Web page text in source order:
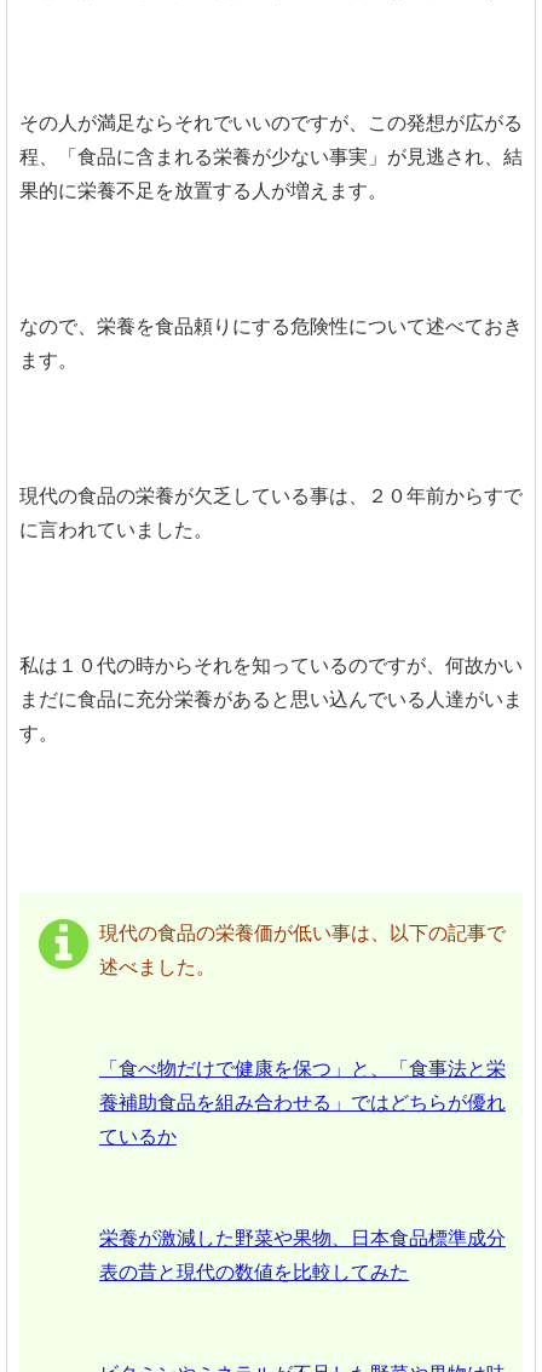
その人が満足ならそれでいいのですが、この発想が広がる
程、「食品に含まれる栄養が少ない事実」が見逃され、結
果的に栄養不足を放置する人が増えます。
なので、栄養を食品頼りにする危険性について述べておき
ます。
現代の食品の栄養が欠乏している事は、２０年前からすで
に言われていました。
私は１０代の時からそれを知っているのですが、何故かい
まだに食品に充分栄養があると思い込んでいる人達がいま
す。
現代の食品の栄養価が低い事は、以下の記事で
述べました。
「食べ物だけで健康を保つ」と、「食事法と栄
養補助食品を組み合わせる」ではどちらが優れ
ているか
栄養が激減した野菜や果物、日本食品標準成分
表の昔と現代の数値を比較してみた